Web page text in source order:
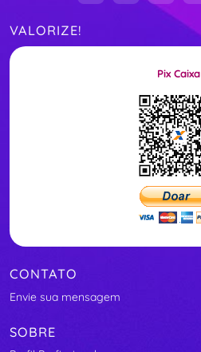
VALORIZE!
Pix Caixa
CONTATO
Envie sua mensagem
SOBRE